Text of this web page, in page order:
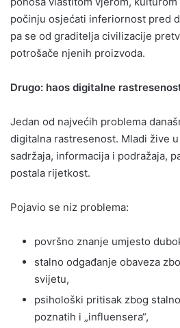
počinju osjećati inferiornost pred
pa se od graditelja civilizacije
potrošače njenih proizvoda.
Drugo: haos digitalne
Jedan od najvećih problema
digitalna rastresenost. Mladi žive
sadržaja, informacija i podražaja,
postala rijetkost.
Pojavio se niz problema:
površno znanje umjesto
stalno odgađanje obaveza
svijetu,
psihološki pritisak zbog
poznatih i „influensera“,